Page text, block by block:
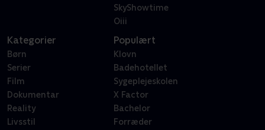
SkyShowtime
Oiii
Kategorier
Børn
Serier
Film
Dokumentar
Reality
Livsstil
Populært
Klovn
Badehotellet
Sygeplejeskolen
X Factor
Bachelor
Forræder